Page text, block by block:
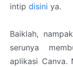
intip disini ya.
Baiklah,
serunya
aplikasi Canva.